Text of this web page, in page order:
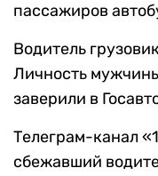
пассажиров
Водитель
Личность
заверили в
Телеграм-канал
сбежавший